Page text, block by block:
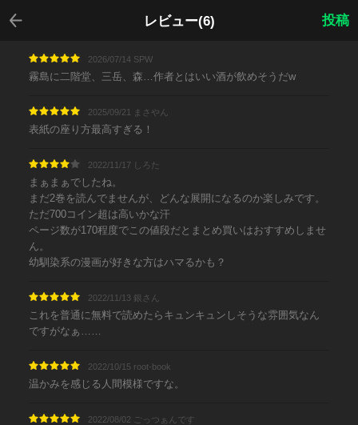
レビュー(6)
戻る
投稿
2026/07/14 SPW
霧島に二階堂、三岳、森…作者とはいい酒が飲めそうだw
2025/09/21 まさやん
表紙の座り方最高すぎる！
2022/11/17 しろた
まぁまぁでしたね。
まだ2巻を読んでませんが、どんな展開になるのか楽しみです。
ただ700コイン超は高いかな汗
ページ数が170程度でこの値段だとまとめ買いはおすすめしませ
ん。
幼馴染系の漫画が好きな方はハマるかも？
2022/11/13 銀さん
これを普通に無料で読めたらキュンキュンしそうな雰囲気なん
ですがなぁ……
2022/10/15 root-book
温かみを感じる人間模様ですな。
2022/08/02 ごっつぁんです